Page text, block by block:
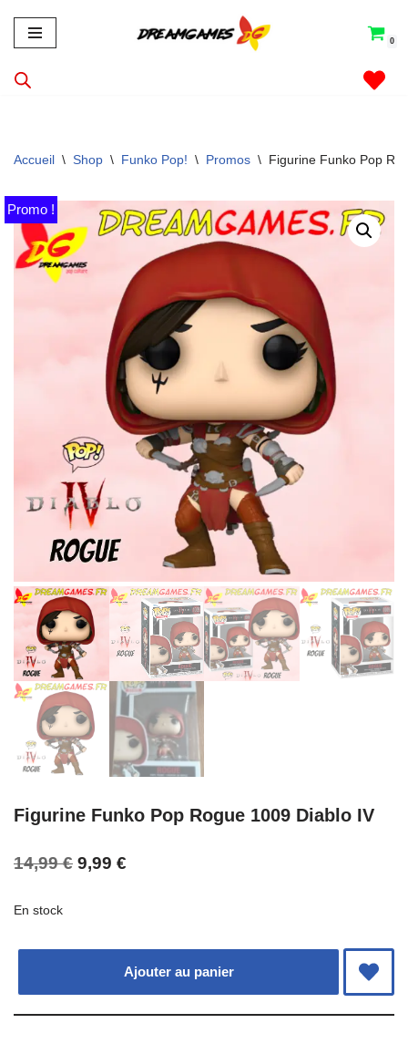
Aller
au
contenu
0
Accueil \ Shop \ Funko Pop! \ Promos \ Figurine Funko Pop
Promo !
Figurine Funko Pop Rogue 1009 Diablo IV
14,99€ 9,99 €
En stock
Ajouter au panier